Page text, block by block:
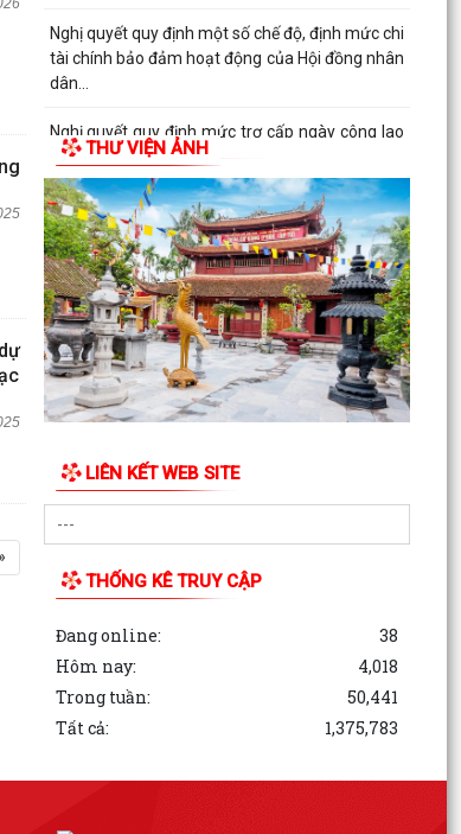
»
Nghị quyết quy định một số chế độ, định mức chi
tài chính bảo đảm hoạt động của Hội đồng nhân
dân...
Nghị quyết quy định mức trợ cấp ngày công lao
động đối với người tham gia lực lượng xung
kích...
THƯ VIỆN ẢNH
LIÊN KẾT WEB SITE
THỐNG KÊ TRUY CẬP
Đang online:
38
Hôm nay:
4,018
Trong tuần:
50,441
Tất cả:
1,375,783